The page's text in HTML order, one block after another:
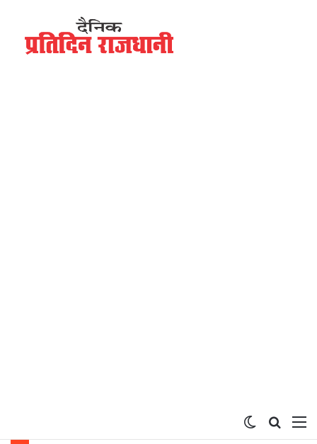
Switch skin